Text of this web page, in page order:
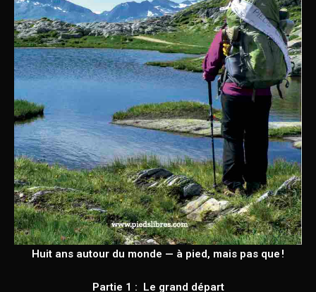
Huit ans autour du monde — à pied, mais pas que !
Partie 1 : Le grand départ